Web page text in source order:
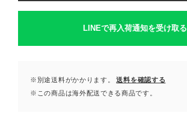
LINEで再入荷通知を受け取る
※別途送料がかかります。
送料を確認する
※この商品は海外配送できる商品です。